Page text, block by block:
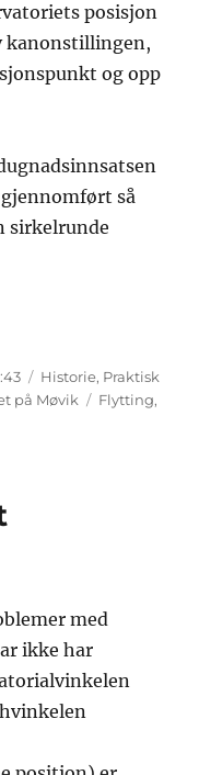
posisjon
kanonstillingen,
og opp
så
sirkelrunde
Kategorier
Historie, Praktisk
på Møvik Stikkord
Flytting,
med
ikke har